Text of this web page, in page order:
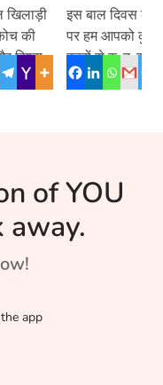
की
विश्वास
के बारे
शानदार
बच्चे
इस बाल दिवस के
पर हम आपको कुछ
बच्चों से रु-ब-रु
हैं, जो अपनी छोटी
of YOU
away.
app